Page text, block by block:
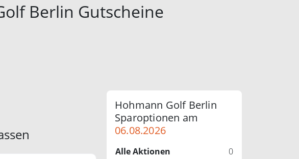
Berlin Gutscheine
Hohmann Golf Berlin
Sparoptionen am
06.08.2026
Alle Aktionen
0